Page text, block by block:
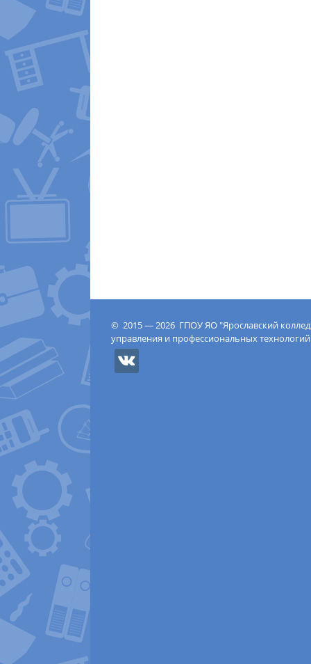
© 2015 — 2026 ГПОУ ЯО "Ярославский
управления и профессиональных